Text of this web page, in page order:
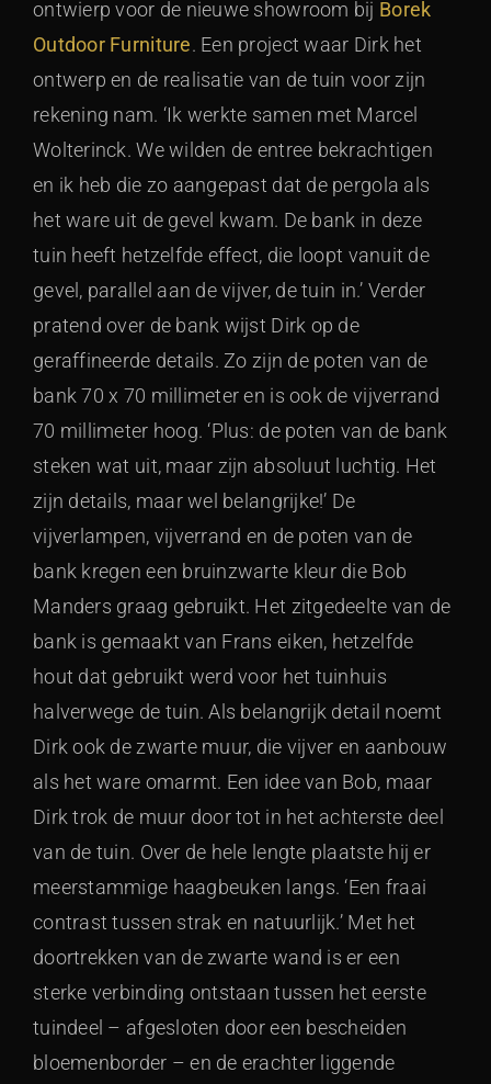
ontwierp voor de nieuwe showroom bij Borek
Outdoor Furniture. Een project waar Dirk het
ontwerp en de realisatie van de tuin voor zijn
rekening nam. ‘Ik werkte samen met Marcel
Wolterinck. We wilden de entree bekrachtigen
en ik heb die zo aangepast dat de pergola als
het ware uit de gevel kwam. De bank in deze
tuin heeft hetzelfde effect, die loopt vanuit de
gevel, parallel aan de vijver, de tuin in.’ Verder
pratend over de bank wijst Dirk op de
geraffineerde details. Zo zijn de poten van de
bank 70 x 70 millimeter en is ook de vijverrand
70 millimeter hoog. ‘Plus: de poten van de bank
steken wat uit, maar zijn absoluut luchtig. Het
zijn details, maar wel belangrijke!’ De
vijverlampen, vijverrand en de poten van de
bank kregen een bruinzwarte kleur die Bob
Manders graag gebruikt. Het zitgedeelte van de
bank is gemaakt van Frans eiken, hetzelfde
hout dat gebruikt werd voor het tuinhuis
halverwege de tuin. Als belangrijk detail noemt
Dirk ook de zwarte muur, die vijver en aanbouw
als het ware omarmt. Een idee van Bob, maar
Dirk trok de muur door tot in het achterste deel
van de tuin. Over de hele lengte plaatste hij er
meerstammige haagbeuken langs. ‘Een fraai
contrast tussen strak en natuurlijk.’ Met het
doortrekken van de zwarte wand is er een
sterke verbinding ontstaan tussen het eerste
tuindeel – afgesloten door een bescheiden
bloemenborder – en de erachter liggende